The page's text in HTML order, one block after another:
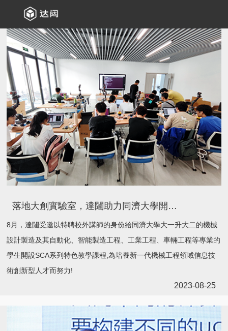
落地大創實驗室，達闥助力同濟大學開展暑期SCA工程實踐特色教學
8月，達闥受邀以特聘校外講師的身份給同濟大學大一升大二的機械
設計製造及其自動化、智能製造工程、工業工程、車輛工程等專業的
學生開設SCA系列特色教學課程,為培養新一代機械工程領域信息技
術創新型人才而努力!
2023-08-25